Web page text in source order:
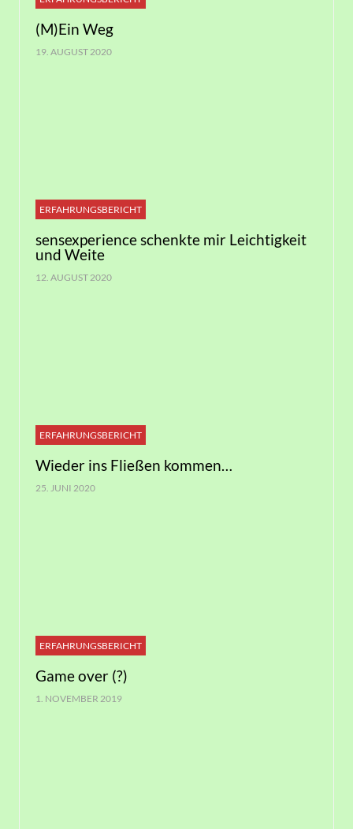
(M)Ein Weg
19. AUGUST 2020
ERFAHRUNGSBERICHT
sensexperience schenkte mir Leichtigkeit
und Weite
12. AUGUST 2020
ERFAHRUNGSBERICHT
Wieder ins Fließen kommen…
25. JUNI 2020
ERFAHRUNGSBERICHT
Game over (?)
1. NOVEMBER 2019